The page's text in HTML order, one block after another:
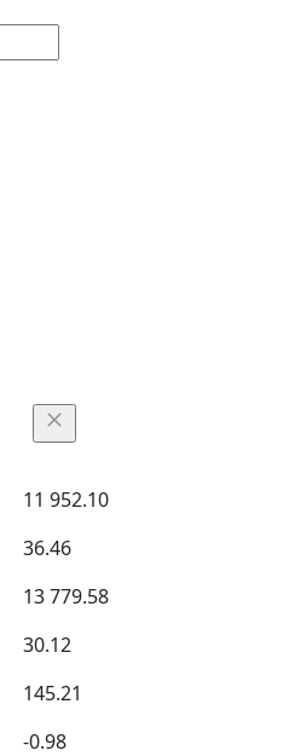
11 952.10
36.46
13 779.58
30.12
145.21
-0.98